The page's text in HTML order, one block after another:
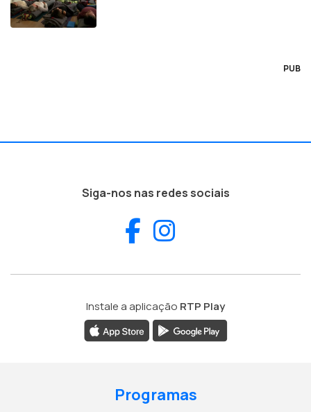
PUB
Siga-nos nas redes sociais
Facebook
Instale a aplicação RTP Play
Programas